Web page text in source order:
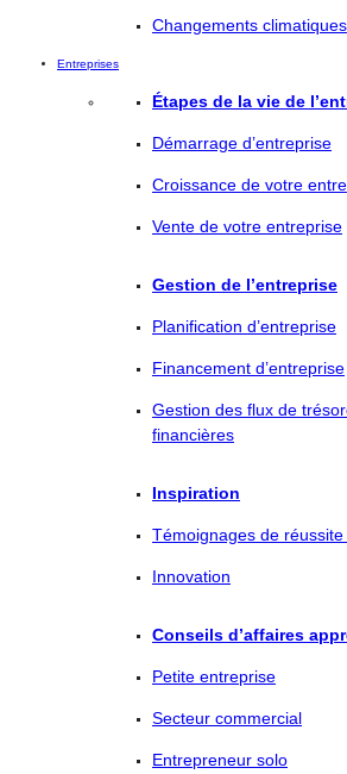
Changements climatiques
Entreprises
Étapes de la vie de
Démarrage d’entreprise
Croissance de votre
Vente de votre entreprise
Gestion de l’entreprise
Planification d’entreprise
Financement d’entreprise
Gestion des flux de
financières
Inspiration
Témoignages de
Innovation
Conseils d’affaires
Petite entreprise
Secteur commercial
Entrepreneur solo